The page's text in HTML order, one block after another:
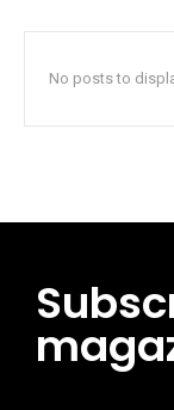
No posts to